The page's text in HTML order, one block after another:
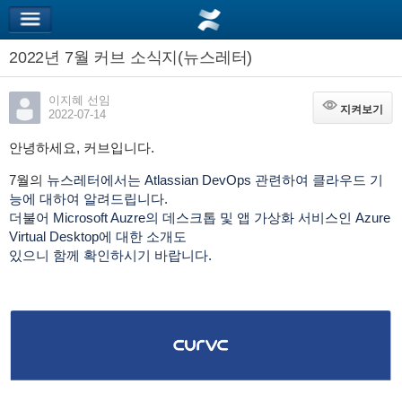
2022년 7월 커브 소식지(뉴스레터)
이지혜 선임
2022-07-14
지켜보기
지켜보기
안녕하세요, 커브입니다.
7월의 뉴스레터에서는 Atlassian DevOps 관련하여 클라우드 기
능에 대하여 알려드립니다.
더불어 Microsoft Auzre의 데스크톱 및 앱 가상화 서비스인 Azure
Virtual Desktop에 대한 소개도
있으니 함께 확인하시기 바랍니다.